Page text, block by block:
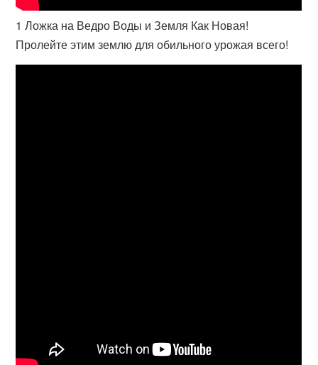
1 Ложка на Ведро Воды и Земля Как Новая!
Пролейте этим землю для обильного урожая всего!